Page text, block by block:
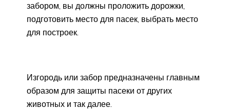
забором, вы должны проложить дорожки,
подготовить место для пасек, выбрать место
для построек.
Изгородь или забор предназначены главным
образом для защиты пасеки от других
животных и так далее.